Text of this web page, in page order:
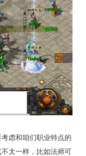
虑和咱们职业特点的
太一样，比如法师可